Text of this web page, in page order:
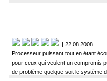
| 22.08.2008
Processeur puissant tout en étant
pour ceux qui veulent un compromis
de problème quelque soit le système